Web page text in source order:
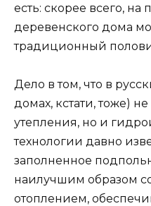
есть: скорее всего, на
деревенского дома
традиционный
Дело в том, что в
домах, кстати, тоже)
утепления, но и
технологии давно
заполненное
наилучшим образом
отоплением,